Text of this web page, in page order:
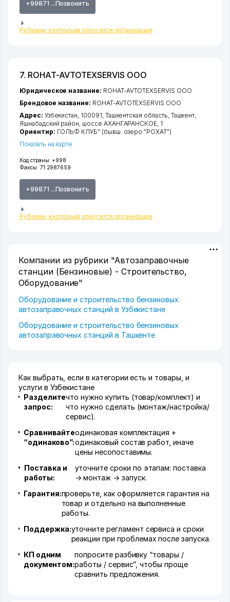
+99871 ...Позвонить
Рубрики, к которым относится организация
7. ROHAT-AVTOTEXSERVIS ООО
Код страны: +998
Факсы: 71 2987659
+99871 ...Позвонить
Рубрики, к которым относится организация
Юридическое название: ROHAT-AVTOTEXSERVIS ООО
Брендовое название: ROHAT-AVTOTEXSERVIS ООО
Адрес: Узбекистан, 100091, Ташкентская область, Ташкент,
Яшнабадский район, шоссе АХАНГАРАНСКОЕ, 1
Ориентир: ГОЛЬФ КЛУБ" (бывш. озеро "РОХАТ")
Показать на карте
Компании из рубрики "Автозаправочные
станции (Бензиновые) - Строительство,
Оборудование"
Оборудование и строительство бензиновых
автозаправочных станций в Узбекистане
Оборудование и строительство бензиновых
автозаправочных станций в Ташкенте
Как выбрать, если в категории есть и товары, и
услуги в Узбекистане
Разделите
запрос:
что нужно купить (товар/комплект) и
что нужно сделать (монтаж/настройка/
сервис).
Сравнивайте
“одинаково”:
одинаковая комплектация +
одинаковый состав работ, иначе
цены несопоставимы.
Поставка и
работы:
уточните сроки по этапам: поставка
→ монтаж → запуск.
Гарантия:проверьте, как оформляется гарантия на
товар и отдельно на выполненные
работы.
Поддержка:уточните регламент сервиса и сроки
реакции при проблемах после запуска.
КП одним
документом:
попросите разбивку “товары /
работы / сервис”, чтобы проще
сравнить предложения.